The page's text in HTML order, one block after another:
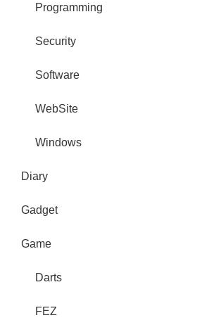
Programming
Security
Software
WebSite
Windows
Diary
Gadget
Game
Darts
FEZ